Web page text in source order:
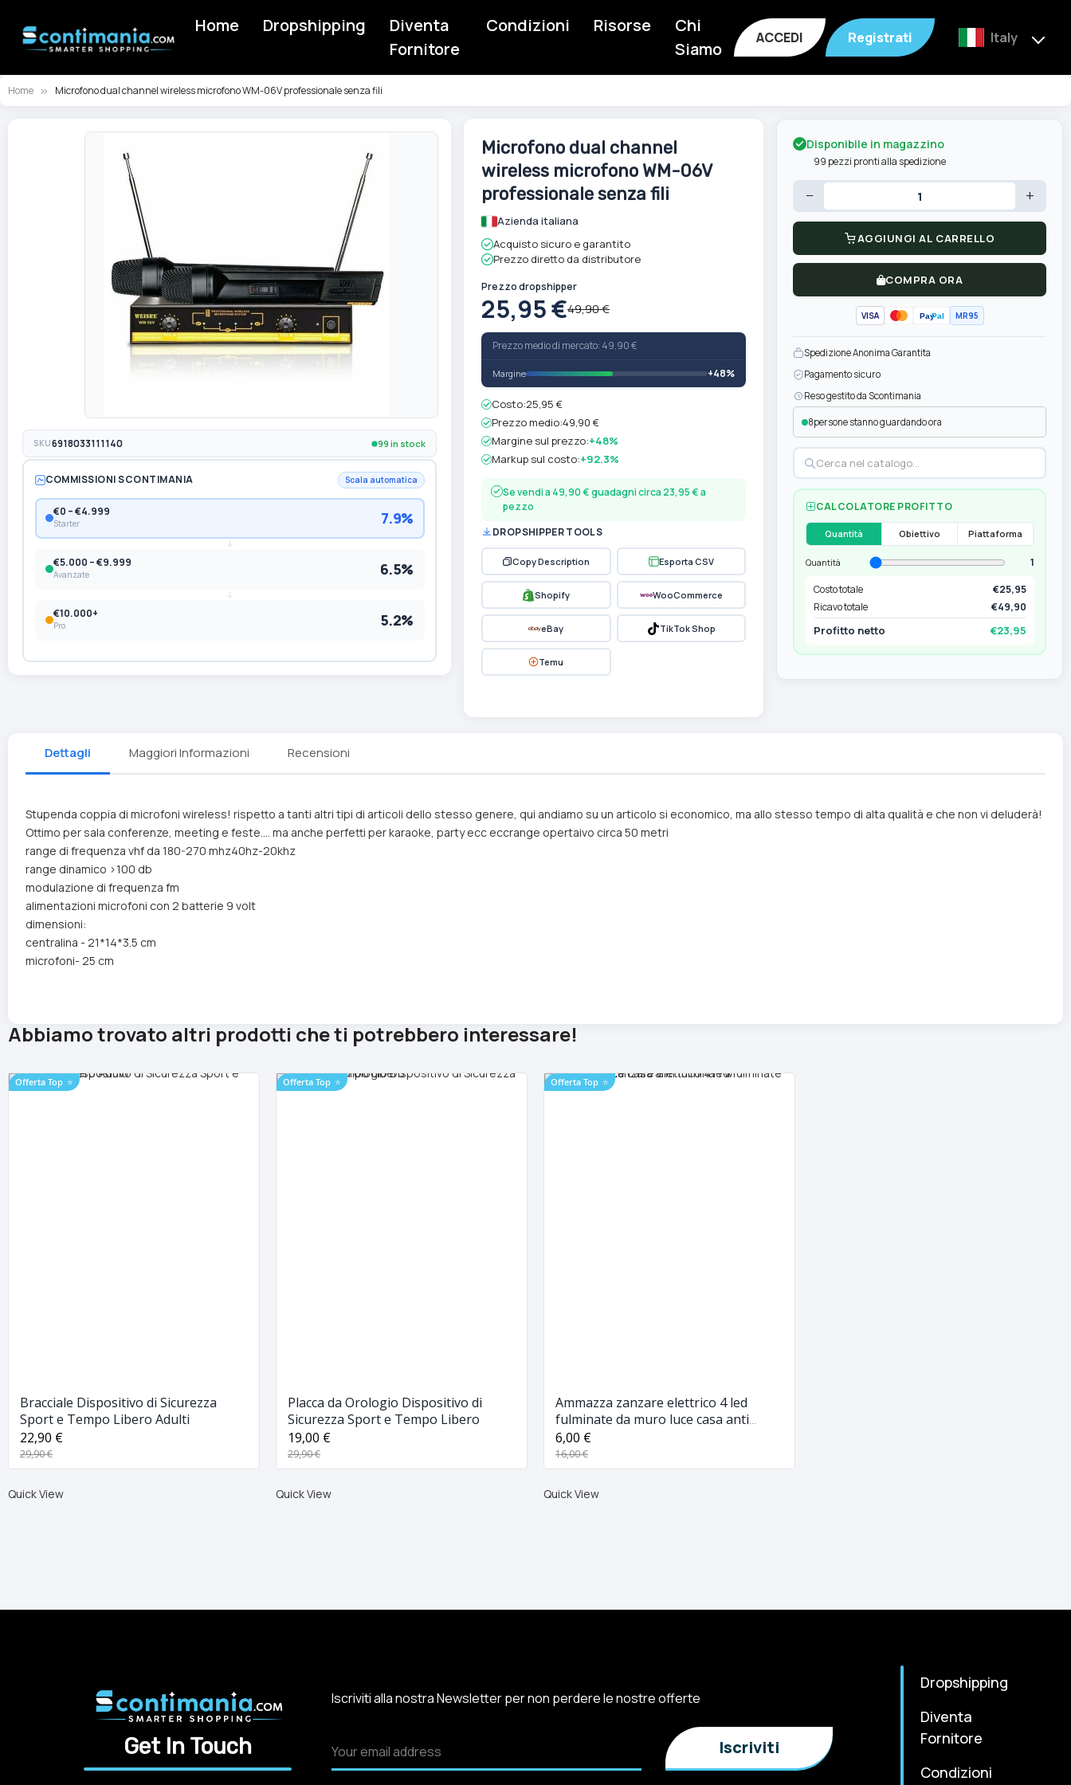
Home Dropshipping
Diventa
Fornitore
Condizioni Risorse
Chi
Siamo
ACCEDI Registrati Italy
Home Microfono dual channel wireless microfono WM-06V professionale senza fili
Vai
immagini
SKU6918033111140 99 in stock
COMMISSIONI SCONTIMANIA Scala automatica
€0 – €4.999
Starter 7.9%
€5.000 – €9.999
Avanzate 6.5%
€10.000+
Pro 5.2%
Microfono dual channel
wireless microfono WM-06V
professionale senza fili
Azienda italiana
Acquisto sicuro e garantito
Prezzo diretto da distributore
Prezzo dropshipper
25,95 €49,90 €
Prezzo medio di mercato: 49,90 €
Margine +48%
Costo:25,95 €
Prezzo medio:49,90 €
Margine sul prezzo:+48%
Markup sul costo:+92.3%
Se vendi a 49,90 € guadagni circa 23,95 € a
pezzo
DROPSHIPPER TOOLS
Copy Description Esporta CSV
Shopify WooCommerce
eBay TikTok Shop
Temu
Disponibile in magazzino
99 pezzi pronti alla spedizione
− +
AGGIUNGI AL CARRELLO
COMPRA ORA
VISA PayPal MR95
Spedizione Anonima Garantita
Pagamento sicuro
Reso gestito da Scontimania
8persone stanno guardando ora
CALCOLATORE PROFITTO
Quantità Obiettivo Piattaforma
Quantità
1
Costo totale
€25,95
Ricavo totale
€49,90
Profitto netto €23,95
Dettagli Maggiori Informazioni Recensioni
Stupenda coppia di microfoni wireless! rispetto a tanti altri tipi di articoli dello stesso genere, qui andiamo su un articolo si economico, ma allo stesso tempo di alta qualità e che non vi deluderà!
Ottimo per sala conferenze, meeting e feste.... ma anche perfetti per karaoke, party ecc eccrange opertaivo circa 50 metri
range di frequenza vhf da 180-270 mhz40hz-20khz
range dinamico >100 db
modulazione di frequenza fm
alimentazioni microfoni con 2 batterie 9 volt
dimensioni:
centralina - 21*14*3.5 cm
microfoni- 25 cm
Abbiamo trovato altri prodotti che ti potrebbero interessare!
Offerta Top ⭐
Bracciale Dispositivo di Sicurezza
Sport e Tempo Libero Adulti
22,90 €
29,90 €
Quick View
Offerta Top ⭐
Placca da Orologio Dispositivo di
Sicurezza Sport e Tempo Libero
19,00 €
29,90 €
Quick View
Offerta Top ⭐
Ammazza zanzare elettrico 4 led
fulminate da muro luce casa anti
fulmina 1 w
6,00 €
16,00 €
Quick View
Get In Touch
Iscriviti alla nostra Newsletter per non perdere le nostre offerte
Dropshipping
Diventa
Fornitore
Condizioni